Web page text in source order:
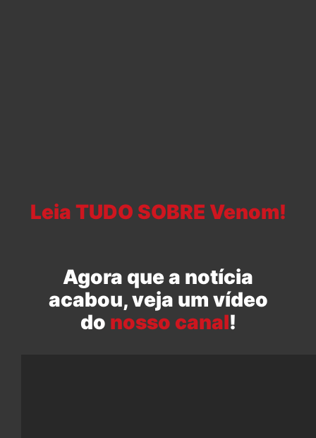
Leia TUDO SOBRE Venom!
Agora que a notícia
acabou, veja um vídeo
do nosso canal!